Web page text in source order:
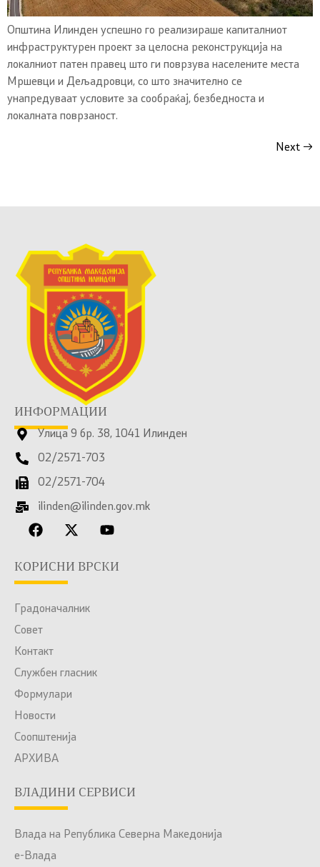
Општина Илинден успешно го реализираше капиталниот
инфраструктурен проект за целосна реконструкција на
локалниот патен правец што ги поврзува населените места
Мршевци и Дељадровци, со што значително се
унапредуваат условите за сообраќај, безбедноста и
локалната поврзаност.
Next →
ИНФОРМАЦИИ
Улица 9 бр. 38, 1041 Илинден
02/2571-703
02/2571-704
ilinden@ilinden.gov.mk
КОРИСНИ ВРСКИ
Градоначалник
Совет
Контакт
Службен гласник
Формулари
Новости
Соопштенија
АРХИВА
ВЛАДИНИ СЕРВИСИ
Влада на Република Северна Македонија
е-Влада